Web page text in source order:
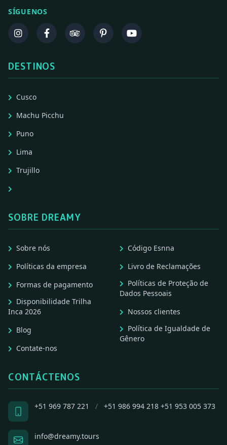
SÍGUENOS
DESTINOS
Cusco
Machu Picchu
Puno
Lima
Trujillo
SOBRE DREAMY
Sobre nós
Políticas da empresa
Formas de pagamento
Disponibilidade Trilha
Inca 2026
Blog
Contate-nos
Código Esnna
Livro de Reclamações
Políticas de Proteção de
Dados Pessoais
Nossos clientes
Política de Igualdade de
Gênero
CONTÁCTENOS
+51 969 787 221 / +51 986 994 218 +51 953 005 373
info@dreamy.tours